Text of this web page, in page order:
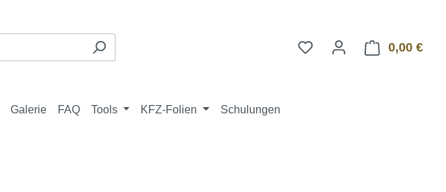
0,00 €
Galerie FAQ Tools KFZ-Folien Schulungen